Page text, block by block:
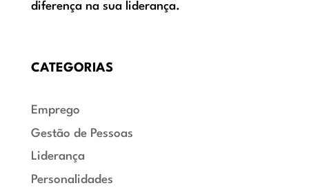
diferença na sua liderança.
CATEGORIAS
Emprego
Gestão de Pessoas
Liderança
Personalidades